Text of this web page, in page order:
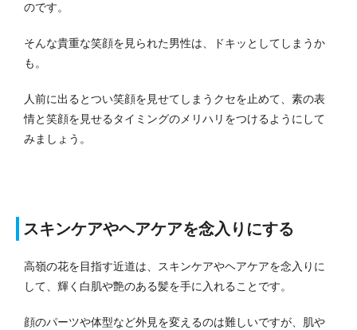
のです。
そんな貴重な笑顔を見られた男性は、ドキッとしてしまうか
も。
人前に出るとつい笑顔を見せてしまうクセを止めて、素の表
情と笑顔を見せるタイミングのメリハリをつけるようにして
みましょう。
スキンケアやヘアケアを念入りにする
高嶺の花を目指す近道は、スキンケアやヘアケアを念入りに
して、輝く白肌や艶のある髪を手に入れることです。
顔のパーツや体型など外見を変えるのは難しいですが、肌や